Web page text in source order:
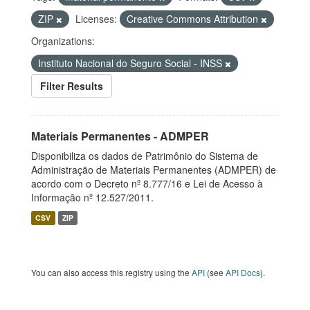
ZIP
Licenses:
Creative Commons Attribution
Organizations:
Instituto Nacional do Seguro Social - INSS
Filter Results
Materiais Permanentes - ADMPER
Disponibiliza os dados de Patrimônio do Sistema de
Administração de Materiais Permanentes (ADMPER) de
acordo com o Decreto nº 8.777/16 e Lei de Acesso à
Informação nº 12.527/2011.
CSV ZIP
You can also access this registry using the API (see API Docs).